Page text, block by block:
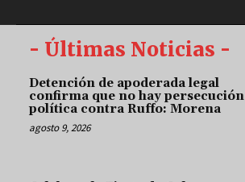
- Últimas Noticias -
Detención de apoderada legal
confirma que no hay persecución
política contra Ruffo: Morena
agosto 9, 2026